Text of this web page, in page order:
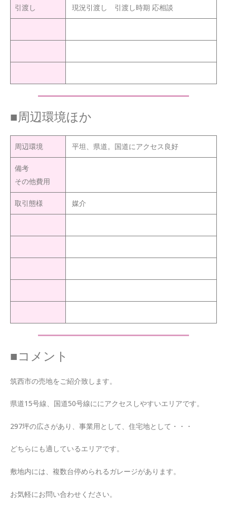
引渡し 現況引渡し 引渡し時期 応相談
■周辺環境ほか
周辺環境 平坦、県道。国道にアクセス良好
備考
その他費用
取引態様 媒介
■コメント
筑西市の売地をご紹介致します。
県道15号線、国道50号線ににアクセスしやすいエリアです。
297坪の広さがあり、 事業用として、住宅地として・・・
どちらにも適しているエリアです。
敷地内には、複数台停められるガレージがあります。
お気軽にお問い合わせください。